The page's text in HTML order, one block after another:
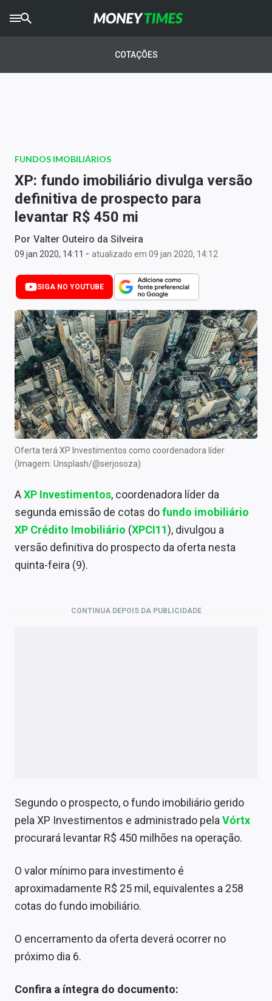
AGROTIMES
Newsletters
Money Trader
Anuncie
Últimas Notícias
Newsletters
Cotações
Comprar ou vender?
Carteiras Recomendadas
Central de Dividendos
Central de Fundos Imobiliários
Central dos IPOs
Renda Fixa
Finanças Pessoais
Mercados
Economia
Empresas
Conteúdo de Marca
Sobre
COTAÇÕES
FUNDOS IMOBILIÁRIOS
XP: fundo imobiliário divulga versão
definitiva de prospecto para
levantar R$ 450 mi
Por Valter Outeiro da Silveira
09 jan 2020, 14:11 - atualizado em 09 jan 2020, 14:12
SIGA NO YOUTUBE
Oferta terá XP Investimentos como coordenadora líder
(Imagem: Unsplash/@serjosoza)
AXP Investimentos, coordenadora líder da
segunda emissão de cotas dofundo imobiliário
XP Crédito Imobiliário (XPCI11), divulgou a
versão definitiva do prospecto da oferta nesta
quinta-feira (9).
CONTINUA DEPOIS DA PUBLICIDADE
Segundo o prospecto, o fundo imobiliário gerido
pela XP Investimentos e administrado pelaVórtx
procurará levantar R$ 450 milhões na operação.
O valor mínimo para investimento é
aproximadamente R$ 25 mil, equivalentes a 258
cotas do fundo imobiliário.
O encerramento da oferta deverá ocorrer no
próximo dia 6.
Confira a íntegra do documento: